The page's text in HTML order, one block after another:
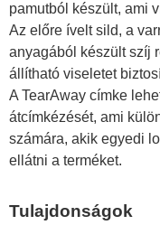
pamutból készült, ami
Az előre ívelt sild, a
anyagából készült szíj
állítható viseletet
A TearAway címke
átcímkézését, ami
számára, akik egyedi
ellátni a terméket.
Tulajdonságok